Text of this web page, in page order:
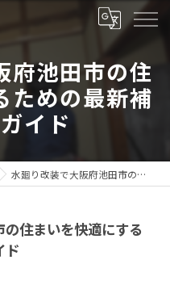
府池田市の住
ための最新補
イド
水廻り改装で大阪府池田市の住まいを快適にするための最新補助金活用ガイド
住まいを快適にする
ド